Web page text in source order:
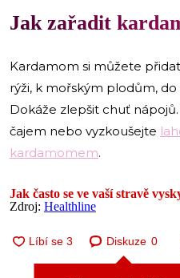
Jak zařadit
Kardamom si můžete
rýži, k mořským plodům,
Dokáže zlepšit chuť
čajem nebo vyzkoušejte
kardamomem.
Jak často se ve vaší stravě
Zdroj: Healthline
Diskuze 0